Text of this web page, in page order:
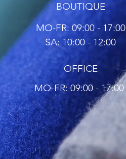
BOUTIQUE
MO-FR: 09:00 - 17:00
SA: 10:00 - 12:00
OFFICE
MO-FR: 09:00 - 17:00